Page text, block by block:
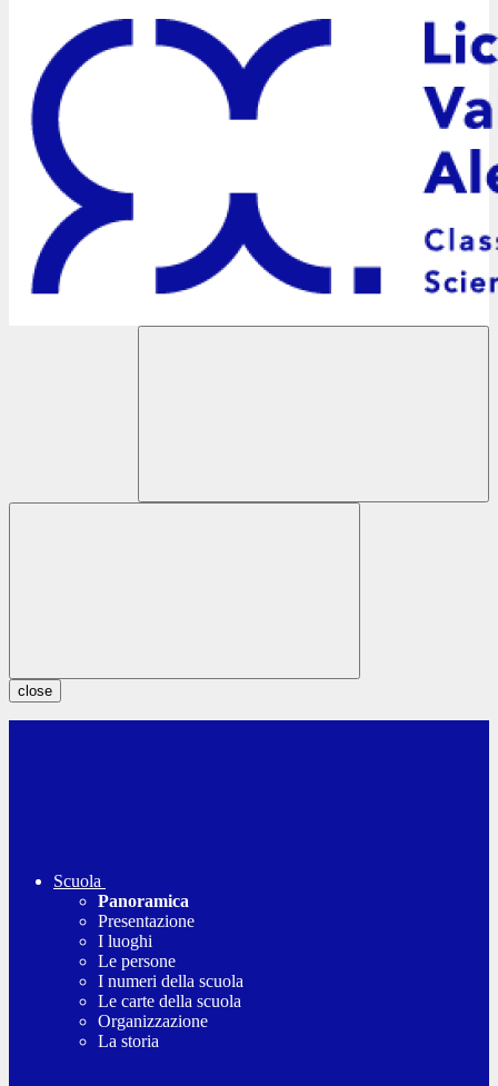
close
Scuola
Panoramica
Presentazione
I luoghi
Le persone
I numeri della scuola
Le carte della scuola
Organizzazione
La storia